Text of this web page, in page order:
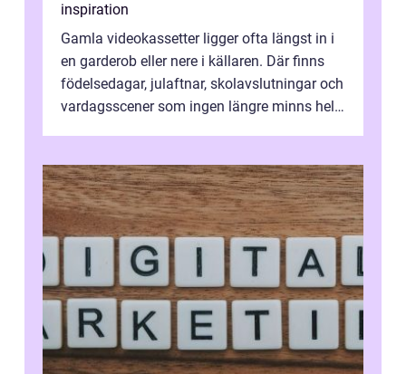
inspiration
Gamla videokassetter ligger ofta längst in i
en garderob eller nere i källaren. Där finns
födelsedagar, julaftnar, skolavslutningar och
vardagsscener som ingen längre minns helt.